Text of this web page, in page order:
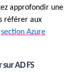
approfondir une
référer aux
section Azure
AD FS